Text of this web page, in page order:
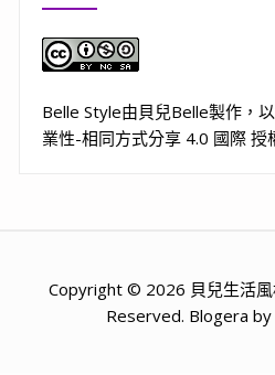
Belle Style由貝兒Belle製作，以
業性-相同方式分享 4.0 國際 授
Copyright © 2026 貝兒生活風
Reserved. Blogera